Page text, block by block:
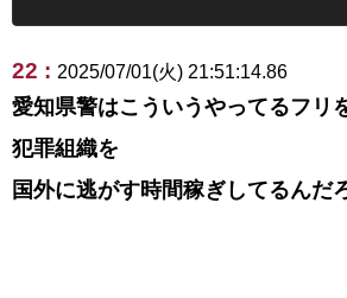
22 : 2025/07/01(火) 21:51:14.86
愛知県警はこういうやってるフリ
犯罪組織を
国外に逃がす時間稼ぎしてるんだ